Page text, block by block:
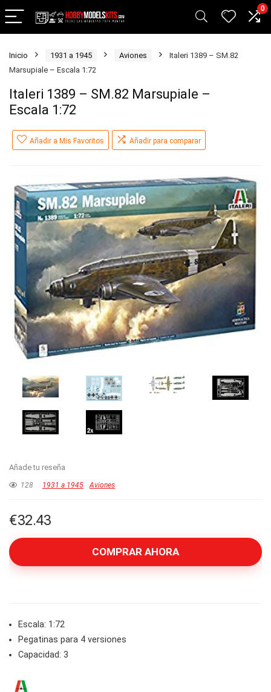
0
Inicio 1931 a 1945 Aviones
Italeri 1389 – SM.82
Marsupiale – Escala 1:72
Italeri 1389 – SM.82 Marsupiale –
Escala 1:72
Añadir a Mis Favoritos Añadir para comparar
Añade tu reseña
128 1931 a 1945 Aviones
€32.43
COMPRAR AHORA
Escala: 1:72
Pegatinas para 4 versiones
Capacidad: 3